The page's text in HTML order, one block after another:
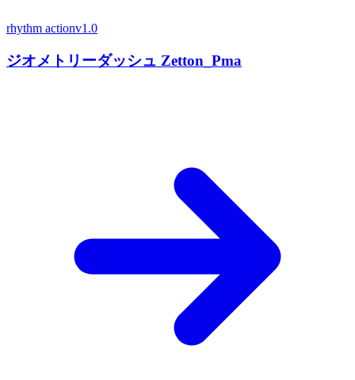
rhythm actionv1.0
ジオメトリーダッシュ Zetton_Pma